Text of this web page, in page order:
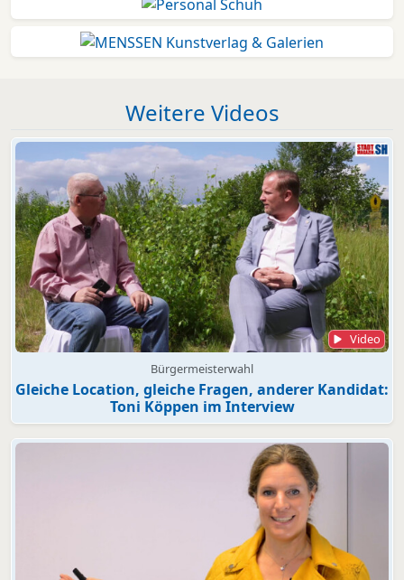
Weitere Videos
Video
Bürgermeisterwahl
Gleiche Location, gleiche Fragen, anderer Kandidat:
Toni Köppen im Interview